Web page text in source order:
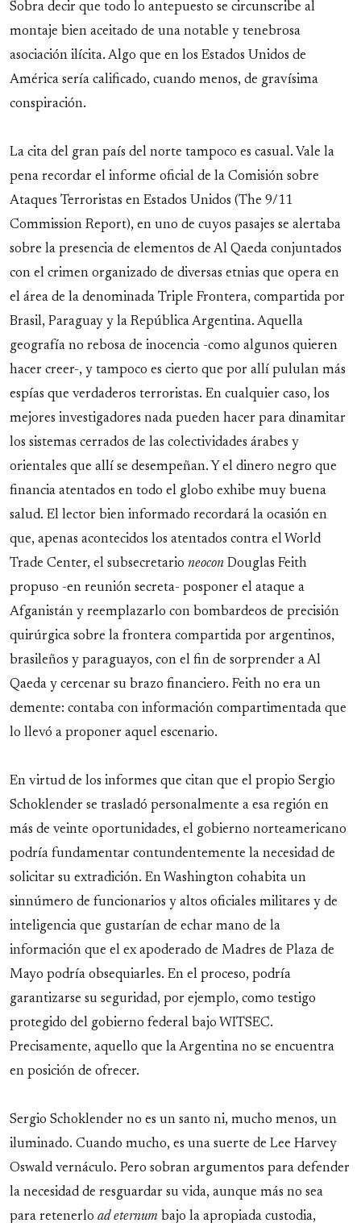
Sobra decir que todo lo antepuesto se circunscribe al
montaje bien aceitado de una notable y tenebrosa
asociación ilícita. Algo que en los Estados Unidos de
América sería calificado, cuando menos, de gravísima
conspiración.
La cita del gran país del norte tampoco es casual. Vale la
pena recordar el informe oficial de la Comisión sobre
Ataques Terroristas en Estados Unidos (The 9/11
Commission Report), en uno de cuyos pasajes se alertaba
sobre la presencia de elementos de Al Qaeda conjuntados
con el crimen organizado de diversas etnias que opera en
el área de la denominada Triple Frontera, compartida por
Brasil, Paraguay y la República Argentina. Aquella
geografía no rebosa de inocencia -como algunos quieren
hacer creer-, y tampoco es cierto que por allí pululan más
espías que verdaderos terroristas. En cualquier caso, los
mejores investigadores nada pueden hacer para dinamitar
los sistemas cerrados de las colectividades árabes y
orientales que allí se desempeñan. Y el dinero negro que
financia atentados en todo el globo exhibe muy buena
salud. El lector bien informado recordará la ocasión en
que, apenas acontecidos los atentados contra el World
Trade Center, el subsecretario neocon Douglas Feith
propuso -en reunión secreta- posponer el ataque a
Afganistán y reemplazarlo con bombardeos de precisión
quirúrgica sobre la frontera compartida por argentinos,
brasileños y paraguayos, con el fin de sorprender a Al
Qaeda y cercenar su brazo financiero. Feith no era un
demente: contaba con información compartimentada que
lo llevó a proponer aquel escenario.
En virtud de los informes que citan que el propio Sergio
Schoklender se trasladó personalmente a esa región en
más de veinte oportunidades, el gobierno norteamericano
podría fundamentar contundentemente la necesidad de
solicitar su extradición. En Washington cohabita un
sinnúmero de funcionarios y altos oficiales militares y de
inteligencia que gustarían de echar mano de la
información que el ex apoderado de Madres de Plaza de
Mayo podría obsequiarles. En el proceso, podría
garantizarse su seguridad, por ejemplo, como testigo
protegido del gobierno federal bajo WITSEC.
Precisamente, aquello que la Argentina no se encuentra
en posición de ofrecer.
Sergio Schoklender no es un santo ni, mucho menos, un
iluminado. Cuando mucho, es una suerte de Lee Harvey
Oswald vernáculo. Pero sobran argumentos para defender
la necesidad de resguardar su vida, aunque más no sea
para retenerlo ad eternum bajo la apropiada custodia,